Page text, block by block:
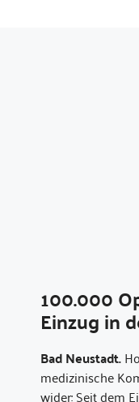
100.000
Einzug in
Bad Neustadt.
medizinische
wider: Seit dem